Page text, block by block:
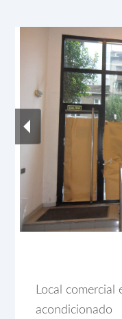
Local comercial
acondicionado